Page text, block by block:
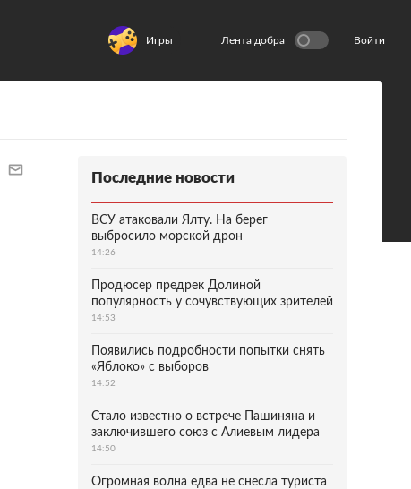
Игры Лента добра Войти
Последние новости
ВСУ атаковали Ялту. На берег
выбросило морской дрон
14:26
Продюсер предрек Долиной
популярность у сочувствующих зрителей
14:53
Появились подробности попытки снять
«Яблоко» с выборов
14:52
Стало известно о встрече Пашиняна и
заключившего союз с Алиевым лидера
14:50
Огромная волна едва не снесла туриста